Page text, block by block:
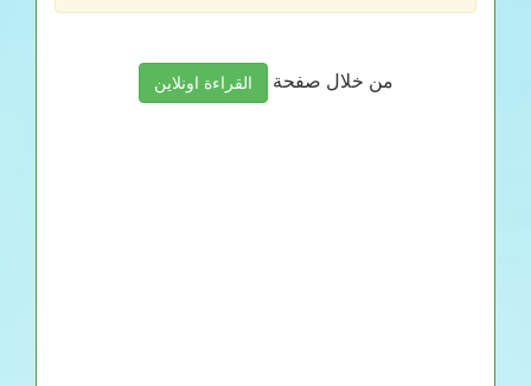
من خلال صفحة القراءة اونلاين